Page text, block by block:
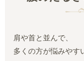
肩や首と並んで、
多くの方が悩みやす